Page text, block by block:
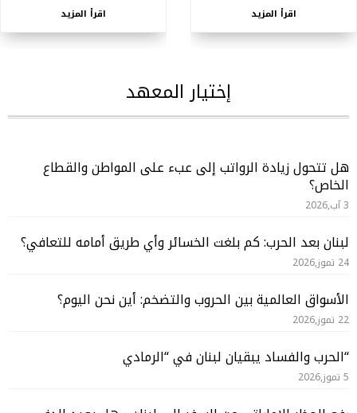
اقرأ المزيد اقرأ المزيد
إختيار المعهد
هل تتحول زيادة الرواتب إلى عبء على المواطن والقطاع
الخاص؟
3 آب,2026
لبنان بعد الحرب: كم بلغت الخسائر وأي طريق أمامه للتعافي؟
24 تموز,2026
الأسواق العالمية بين الحروب والتضخم: أين نحن اليوم؟
22 تموز,2026
“الحرب والفساد يبقيان لبنان في “الرمادي
5 تموز,2026